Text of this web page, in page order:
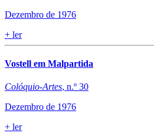
Dezembro de 1976
+ ler
Vostell em Malpartida
Colóquio-Artes, n.º 30
Dezembro de 1976
+ ler